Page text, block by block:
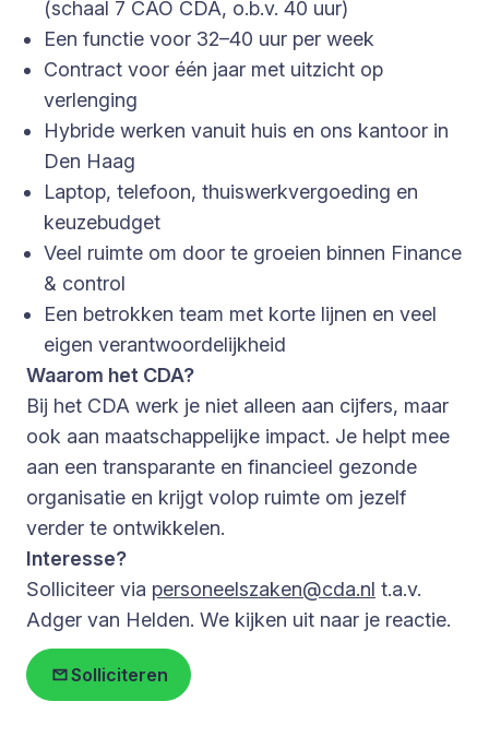
(schaal 7 CAO CDA, o.b.v. 40 uur)
Een functie voor 32–40 uur per week
Contract voor één jaar met uitzicht op
verlenging
Hybride werken vanuit huis en ons kantoor in
Den Haag
Laptop, telefoon, thuiswerkvergoeding en
keuzebudget
Veel ruimte om door te groeien binnen Finance
& control
Een betrokken team met korte lijnen en veel
eigen verantwoordelijkheid
Waarom het CDA?
Bij het CDA werk je niet alleen aan cijfers, maar
ook aan maatschappelijke impact. Je helpt mee
aan een transparante en financieel gezonde
organisatie en krijgt volop ruimte om jezelf
verder te ontwikkelen.
Interesse?
Solliciteer via personeelszaken@cda.nl t.a.v.
Adger van Helden. We kijken uit naar je reactie.
Solliciteren